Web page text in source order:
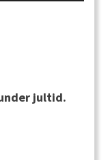
jultid.